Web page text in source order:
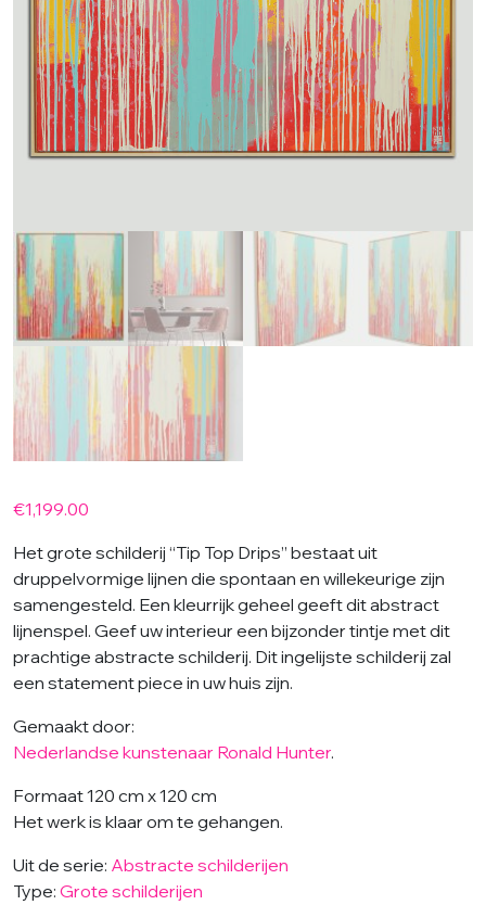
€1,199.00
Het grote schilderij “Tip Top Drips” bestaat uit
druppelvormige lijnen die spontaan en willekeurige zijn
samengesteld. Een kleurrijk geheel geeft dit abstract
lijnenspel. Geef uw interieur een bijzonder tintje met dit
prachtige abstracte schilderij. Dit ingelijste schilderij zal
een statement piece in uw huis zijn.
Gemaakt door:
Nederlandse kunstenaar Ronald Hunter.
Formaat 120 cm x 120 cm
Het werk is klaar om te gehangen.
Uit de serie: Abstracte schilderijen
Type: Grote schilderijen